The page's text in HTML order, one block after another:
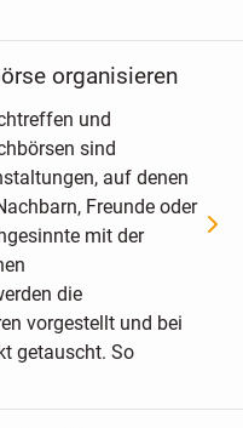
organisieren
und
sind
auf denen
Freunde oder
mit der
die
vorgestellt und bei
getauscht. So